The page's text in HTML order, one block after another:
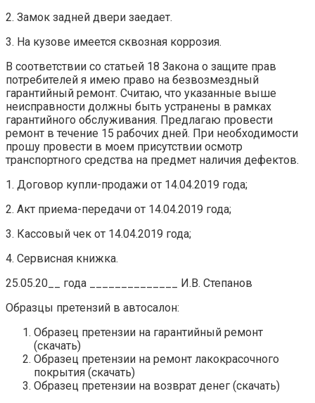
2. Замок задней двери заедает.
3. На кузове имеется сквозная коррозия.
В соответствии со статьей 18 Закона о защите прав
потребителей я имею право на безвозмездный
гарантийный ремонт. Считаю, что указанные выше
неисправности должны быть устранены в рамках
гарантийного обслуживания. Предлагаю провести
ремонт в течение 15 рабочих дней. При необходимости
прошу провести в моем присутствии осмотр
транспортного средства на предмет наличия дефектов.
1. Договор купли-продажи от 14.04.2019 года;
2. Акт приема-передачи от 14.04.2019 года;
3. Кассовый чек от 14.04.2019 года;
4. Сервисная книжка.
25.05.20__ года ______________ И.В. Степанов
Образцы претензий в автосалон:
Образец претензии на гарантийный ремонт
(скачать)
Образец претензии на ремонт лакокрасочного
покрытия (скачать)
Образец претензии на возврат денег (скачать)